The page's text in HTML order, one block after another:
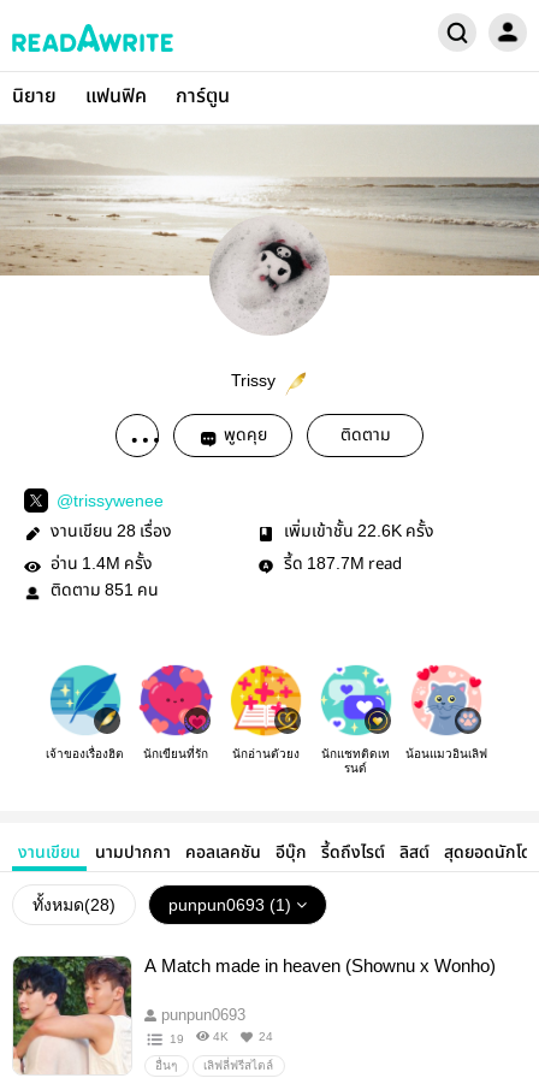
นิยาย แฟนฟิค การ์ตูน
Trissy
พูดคุย ติดตาม
@trissywenee
งานเขียน 28 เรื่อง เพิ่มเข้าชั้น 22.6K ครั้ง
อ่าน 1.4M ครั้ง รี้ด 187.7M read
ติดตาม 851 คน
เจ้าของเรื่องฮิต นักเขียนที่รัก นักอ่านตัวยง
นักแชทติดเท
รนด์
น้อนแมวอินเลิฟ
งานเขียน นามปากกา คอลเลคชัน อีบุ๊ก รี้ดถึงไรต์ ลิสต์ สุดยอดนักโด
ทั้งหมด(28) punpun0693 (1)
A Match made in heaven (Shownu x Wonho)
punpun0693
19 4K 24
อื่นๆ เลิฟลี่ฟรีสไตล์